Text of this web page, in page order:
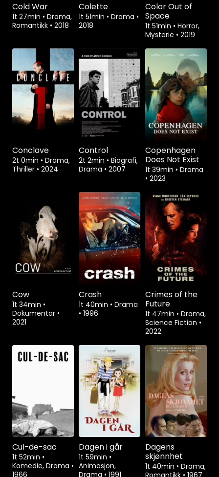
Cold War
1t 27min • Drama,
Romantikk • 2018
Colette
1t 51min • Drama •
2018
Color Out of
Space
1t 51min • Horror,
Mysterie • 2019
Conclave
2t 0min • Drama,
Thriller • 2024
Control
2t 2min • Biografi,
Drama • 2007
Copenhagen
Does Not Exist
1t 39min • Drama
• 2023
Cow
1t 34min •
Dokumentar •
2021
Crash
1t 40min • Drama
• 1996
Crimes of the
Future
1t 47min • Drama,
Science Fiction •
2022
Cul-de-sac
1t 52min •
Komedie, Drama •
1966
Dagen i går
1t 59min •
Animasjon,
Drama • 1991
Dagens
skjønnhet
1t 40min • Drama,